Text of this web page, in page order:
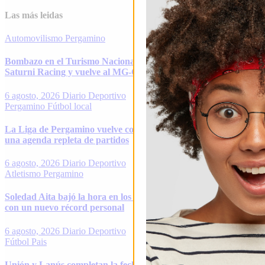
Las más leidas
Automovilismo Pergamino
Bombazo en el Turismo Nacional: Alfonso Domenech deja
Saturni Racing y vuelve al MG-C Pergamino
6 agosto, 2026 Diario Deportivo
Pergamino Fútbol local
La Liga de Pergamino vuelve con todo: el fin de semana tendrá
una agenda repleta de partidos
6 agosto, 2026 Diario Deportivo
Atletismo Pergamino
Soledad Aita bajó la hora en los 15K y volvió a hacer historia
con un nuevo récord personal
6 agosto, 2026 Diario Deportivo
Fútbol Pais